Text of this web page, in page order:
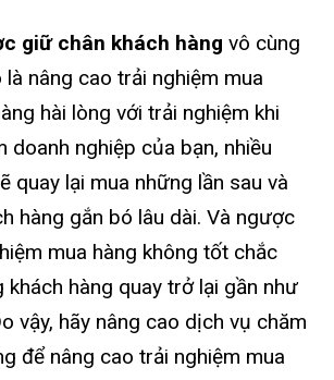
giữ chân khách hàng vô cùng
nâng cao trải nghiệm mua
hài lòng với trải nghiệm khi
doanh nghiệp của bạn, nhiều
quay lại mua những lần sau và
hàng gắn bó lâu dài. Và ngược
mua hàng không tốt chắc
khách hàng quay trở lại gần như
vậy, hãy nâng cao dịch vụ chăm
để nâng cao trải nghiệm mua